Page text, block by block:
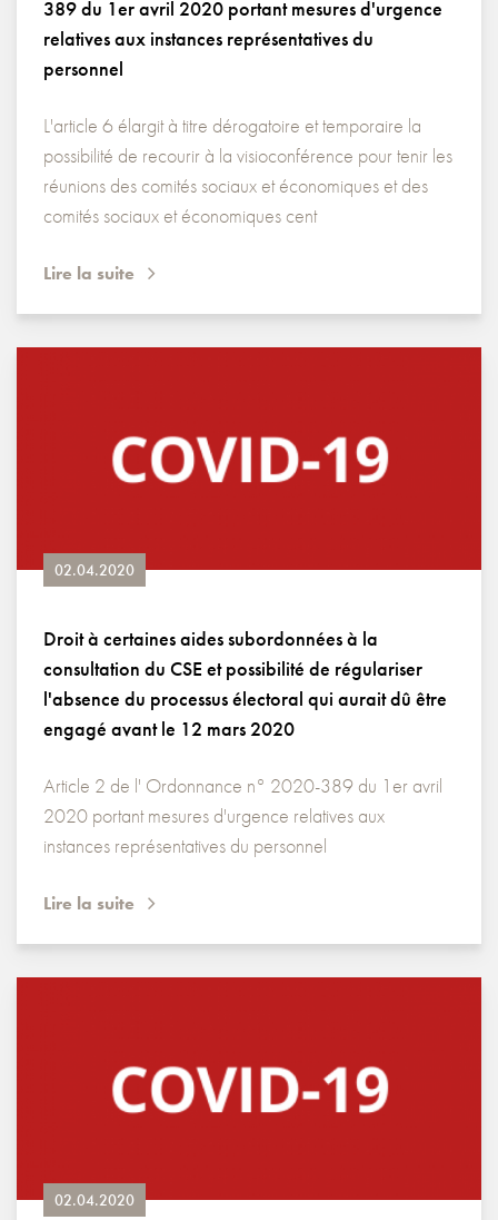
389 du 1er avril 2020 portant mesures d'urgence
relatives aux instances représentatives du
personnel
L'article 6 élargit à titre dérogatoire et temporaire la
possibilité de recourir à la visioconférence pour tenir les
réunions des comités sociaux et économiques et des
comités sociaux et économiques cent
Lire la suite
02.04.2020
Droit à certaines aides subordonnées à la
consultation du CSE et possibilité de régulariser
l'absence du processus électoral qui aurait dû être
engagé avant le 12 mars 2020
Article 2 de l' Ordonnance n° 2020-389 du 1er avril
2020 portant mesures d'urgence relatives aux
instances représentatives du personnel
Lire la suite
02.04.2020